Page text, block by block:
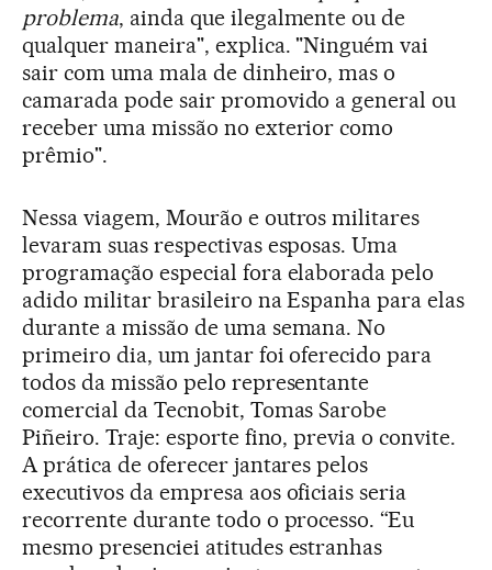
problema, ainda que ilegalmente ou de
qualquer maneira", explica. "Ninguém vai
sair com uma mala de dinheiro, mas o
camarada pode sair promovido a general ou
receber uma missão no exterior como
prêmio".
Nessa viagem, Mourão e outros militares
levaram suas respectivas esposas. Uma
programação especial fora elaborada pelo
adido militar brasileiro na Espanha para elas
durante a missão de uma semana. No
primeiro dia, um jantar foi oferecido para
todos da missão pelo representante
comercial da Tecnobit, Tomas Sarobe
Piñeiro. Traje: esporte fino, previa o convite.
A prática de oferecer jantares pelos
executivos da empresa aos oficiais seria
recorrente durante todo o processo. “Eu
mesmo presenciei atitudes estranhas